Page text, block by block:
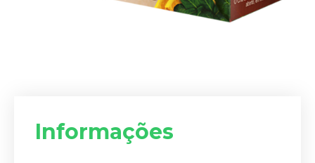
Informações